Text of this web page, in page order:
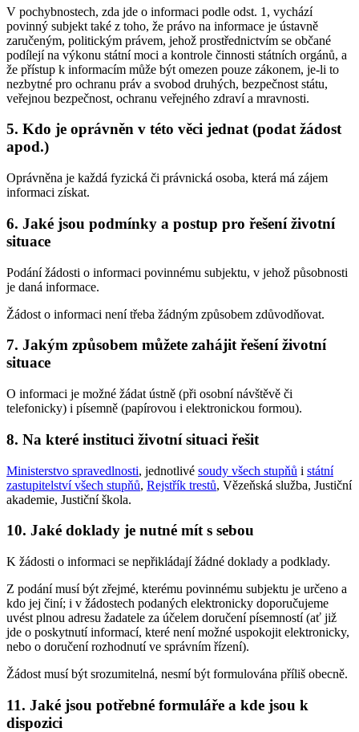
V pochybnostech, zda jde o informaci podle odst. 1, vychází
povinný subjekt také z toho, že právo na informace je ústavně
zaručeným, politickým právem, jehož prostřednictvím se občané
podílejí na výkonu státní moci a kontrole činnosti státních orgánů, a
že přístup k informacím může být omezen pouze zákonem, je-li to
nezbytné pro ochranu práv a svobod druhých, bezpečnost státu,
veřejnou bezpečnost, ochranu veřejného zdraví a mravnosti.
5. Kdo je oprávněn v této věci jednat (podat žádost
apod.)
Oprávněna je každá fyzická či právnická osoba, která má zájem
informaci získat.
6. Jaké jsou podmínky a postup pro řešení životní
situace
Podání žádosti o informaci povinnému subjektu, v jehož působnosti
je daná informace.
Žádost o informaci není třeba žádným způsobem zdůvodňovat.
7. Jakým způsobem můžete zahájit řešení životní
situace
O informaci je možné žádat ústně (při osobní návštěvě či
telefonicky) i písemně (papírovou i elektronickou formou).
8. Na které instituci životní situaci řešit
Ministerstvo spravedlnosti, jednotlivé soudy všech stupňů i státní
zastupitelství všech stupňů, Rejstřík trestů, Vězeňská služba, Justiční
akademie, Justiční škola.
10. Jaké doklady je nutné mít s sebou
K žádosti o informaci se nepřikládají žádné doklady a podklady.
Z podání musí být zřejmé, kterému povinnému subjektu je určeno a
kdo jej činí; i v žádostech podaných elektronicky doporučujeme
uvést plnou adresu žadatele za účelem doručení písemností (ať již
jde o poskytnutí informací, které není možné uspokojit elektronicky,
nebo o doručení rozhodnutí ve správním řízení).
Žádost musí být srozumitelná, nesmí být formulována příliš obecně.
11. Jaké jsou potřebné formuláře a kde jsou k
dispozici